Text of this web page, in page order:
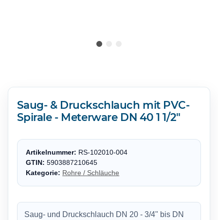
Saug- & Druckschlauch mit PVC-
Spirale - Meterware DN 40 1 1/2"
Artikelnummer: RS-102010-004
GTIN: 5903887210645
Kategorie: Rohre / Schläuche
Saug- und Druckschlauch DN 20 - 3/4" bis DN